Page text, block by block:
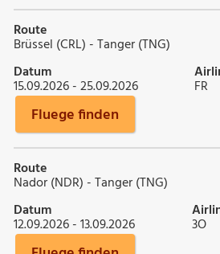
Route
Brüssel (CRL) - Tanger (TNG)
Datum
15.09.2026 - 25.09.2026 FR
Fluege finden
Route
Nador (NDR) - Tanger (TNG)
Datum
12.09.2026 - 13.09.2026 3O